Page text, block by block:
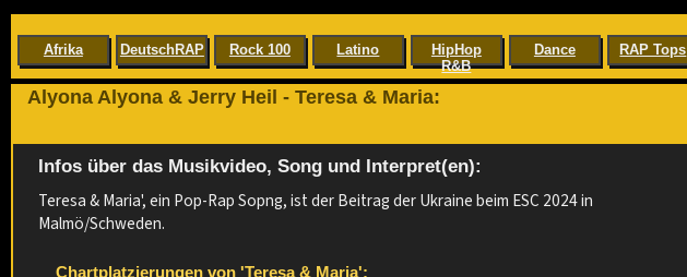
Afrika DeutschRAP Rock 100 Latino
HipHop
R&B
Dance RAP Tops
Alyona Alyona & Jerry Heil - Teresa & Maria:
Infos über das Musikvideo, Song und Interpret(en):
Teresa & Maria', ein Pop-Rap Sopng, ist der Beitrag der Ukraine beim ESC 2024 in
Malmö/Schweden.
Chartplatzierungen von 'Teresa & Maria':